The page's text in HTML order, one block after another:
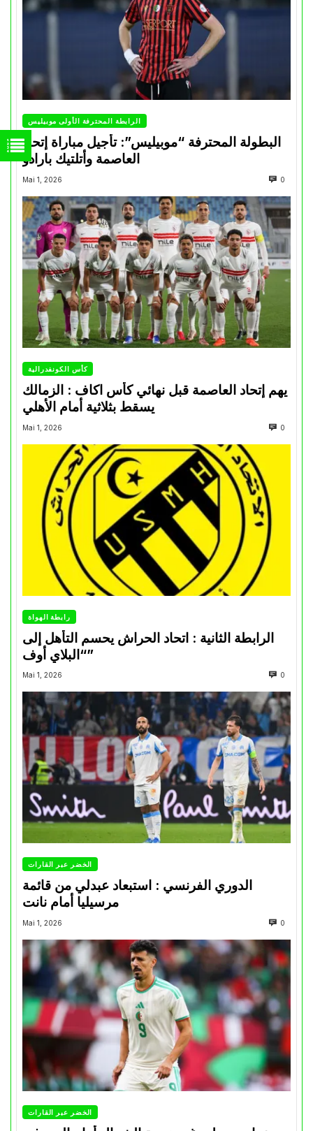
الرابطة المحترفة الأولى موبيليس
البطولة المحترفة “موبيليس”: تأجيل مباراة إتحاد
العاصمة وأتلتيك بارادو
Mai 1, 2026 0
كأس الكونفدرالية
يهم إتحاد العاصمة قبل نهائي كأس اكاف : الزمالك
Mai 1, 2026 0
رابطة الهواة
الرابطة الثانية : اتحاد الحراش يحسم التأهل إلى
“البلاي أوف”
Mai 1, 2026 0
الخضر عبر القارات
الدوري الفرنسي : استبعاد عبدلي من قائمة
مرسيليا أمام نانت
Mai 1, 2026 0
الخضر عبر القارات